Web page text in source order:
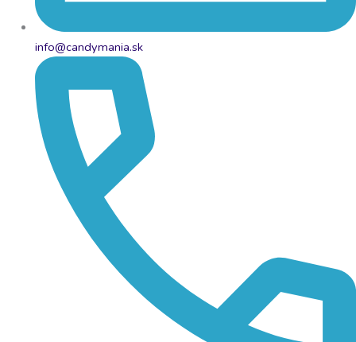
info@candymania.sk